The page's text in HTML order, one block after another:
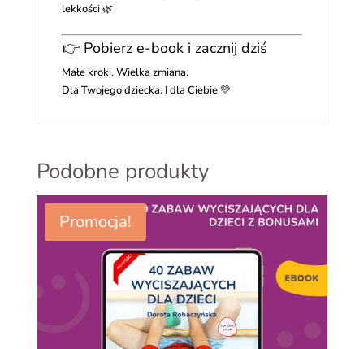
lekkości 🌿
👉 Pobierz e-book i zacznij dziś
Małe kroki. Wielka zmiana.
Dla Twojego dziecka. I dla Ciebie 💛
Podobne produkty
Promocja!